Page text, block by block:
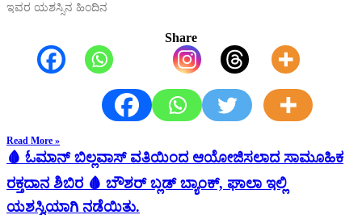
ಇವರ ಯಶಸ್ಸಿನ ಹಿಂದಿನ
Share
Read More »
🩸 ಓಮಾನ್ ಬಿಲ್ಲವಾಸ್ ವತಿಯಿಂದ ಆಯೋಜಿಸಲಾದ ಸಾಮೂಹಿಕ
ರಕ್ತದಾನ ಶಿಬಿರ 🩸 ಬೌಶರ್ ಬ್ಲಡ್ ಬ್ಯಾಂಕ್, ಘಾಲಾ ಇಲ್ಲಿ
ಯಶಸ್ವಿಯಾಗಿ ನಡೆಯಿತು.